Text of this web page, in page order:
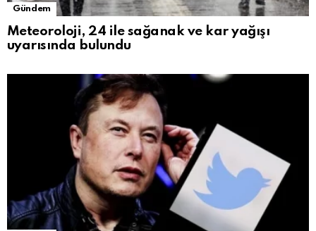
Gündem
Meteoroloji, 24 ile sağanak ve kar yağışı
uyarısında bulundu